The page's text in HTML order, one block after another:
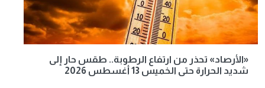
«الأرصاد» تحذر من ارتفاع الرطوبة.. طقس حار إلى
شديد الحرارة حتى الخميس 13 أغسطس 2026